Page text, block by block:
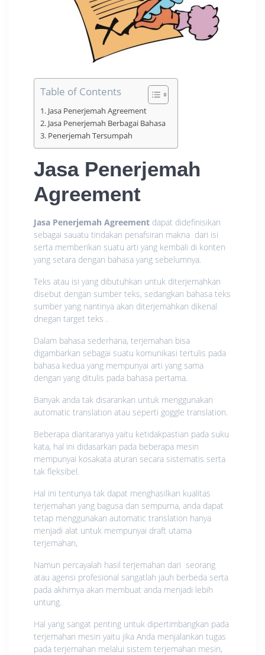
Table of Contents
Jasa Penerjemah Agreement
Jasa Penerjemah Berbagai Bahasa
Penerjemah Tersumpah
Jasa Penerjemah
Agreement
Jasa Penerjemah Agreement dapat didefinisikan
sebagai sauatu tindakan penafsiran makna dari isi
serta memberikan suatu arti yang kembali di konten
yang setara dengan bahasa yang sebelumnya.
Teks atau isi yang dibutuhkan untuk diterjemahkan
disebut dengan sumber teks, sedangkan bahasa teks
sumber yang nantinya akan diterjemahkan dikenal
dnegan target teks .
Dalam bahasa sederhana, terjemahan bisa
digambarkan sebagai suatu komunikasi tertulis pada
bahasa kedua yang mempunyai arti yang sama
dengan yang ditulis pada bahasa pertama.
Banyak anda tak disarankan untuk menggunakan
automatic translation atau seperti goggle translation.
Beberapa diantaranya yaitu ketidakpastian pada suku
kata, hal ini didasarkan pada beberapa mesin
mempunyai kosakata aturan secara sistematis serta
tak fleksibel.
Hal ini tentunya tak dapat menghasilkan kualitas
terjemahan yang bagusa dan sempurna, anda dapat
tetap menggunakan automatic translation hanya
menjadi alat untuk mempunyai draft utama
terjemahan,
Namun percayalah hasil terjemahan dari seorang
atau agensi profesional sangatlah jauh berbeda serta
pada akhirnya akan membuat anda menjadi lebih
untung.
Hal yang sangat penting untuk dipertimbangkan pada
terjemahan mesin yaitu jika Anda menjalankan tugas
pada terjemahan melalui sistem terjemahan mesin,